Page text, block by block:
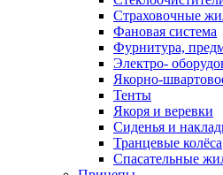
Страховочные
Фановая система
Фурнитура,
Электро-
Якорно-
Тенты
Якоря и веревки
Сиденья и
Транцевые колёса
Спасательные